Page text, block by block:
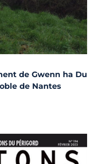
de Gwenn ha Du
de Nantes